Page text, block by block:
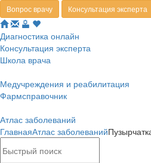
Вопрос врачу Консультация эксперта
Диагностика онлайн
Консультация эксперта
Школа врача
Медучреждения и реабилитация
Фармсправочник
Атлас заболеваний
ГлавнаяАтлас заболеваний